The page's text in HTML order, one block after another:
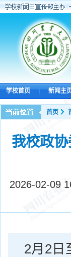
学校首页 新闻主
首页
我校政
2026-02-09
2月2日